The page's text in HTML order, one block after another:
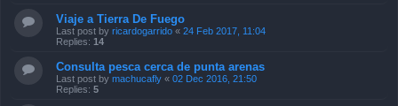
Viaje a Tierra De Fuego
Last post by ricardogarrido « 24 Feb 2017, 11:04
Replies: 14
Consulta pesca cerca de punta arenas
Last post by machucafly « 02 Dec 2016, 21:50
Replies: 5